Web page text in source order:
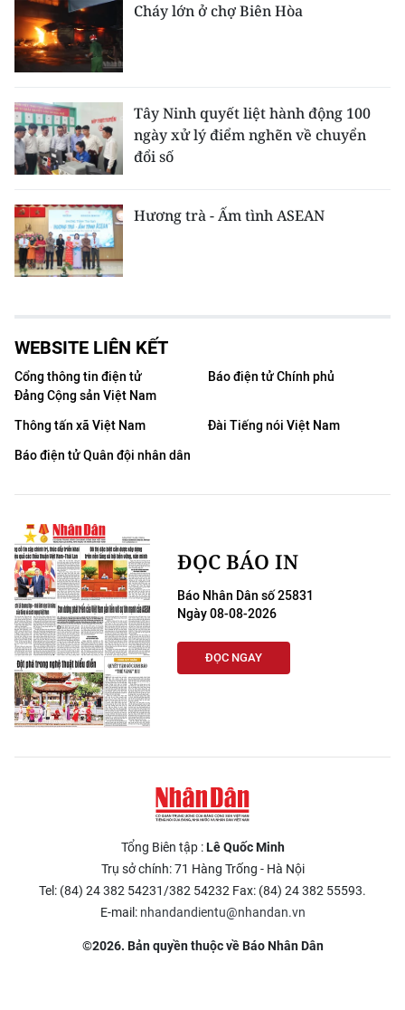
Cháy lớn ở chợ Biên Hòa
Tây Ninh quyết liệt hành động 100
ngày xử lý điểm nghẽn về chuyển
đổi số
Hương trà - Ấm tình ASEAN
WEBSITE LIÊN KẾT
Cổng thông tin điện tử
Đảng Cộng sản Việt Nam
Báo điện tử Chính phủ
Thông tấn xã Việt Nam
Đài Tiếng nói Việt Nam
Báo điện tử Quân đội nhân dân
ĐỌC BÁO IN
Báo Nhân Dân số 25831
Ngày 08-08-2026
ĐỌC NGAY
Tổng Biên tập :Lê Quốc Minh
Trụ sở chính: 71 Hàng Trống - Hà Nội
Tel: (84) 24 382 54231/382 54232 Fax: (84) 24 382 55593.
E-mail: nhandandientu@nhandan.vn
©2026. Bản quyền thuộc về Báo Nhân Dân